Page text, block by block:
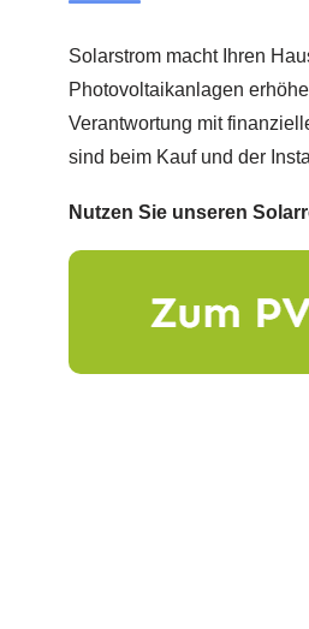
Solarstrom macht Ihren
Photovoltaikanlagen
Verantwortung mit
sind beim Kauf und der
Nutzen Sie unseren